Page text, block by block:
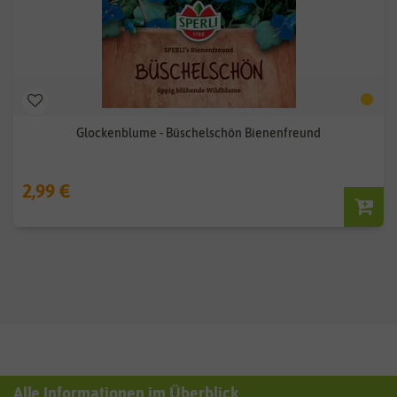
Glockenblume - Büschelschön Bienenfreund
2,99 €
Alle Informationen im Überblick